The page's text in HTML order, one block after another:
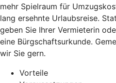
mehr Spielraum für
lang ersehnte Urlaubsreise.
geben Sie Ihrer Vermieterin
eine Bürgschaftsurkunde.
wir Sie gern.
Vorteile